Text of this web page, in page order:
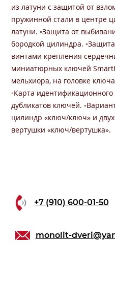
из латуни с защитой от
пружинной стали в центре
латуни. ◦Защита от
бородкой цилиндра.
винтами крепления
миниатюрных ключей
мельхиора, на головке
◦Карта
дубликатов ключей.
цилиндр «ключ/ключ» и
вертушки «ключ/вертушка».
+7 (910) 600-01-50
monolit-